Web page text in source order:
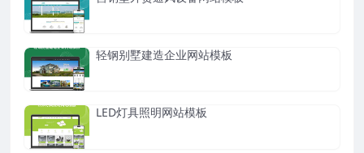
轻钢别墅建造企业网站模板
LED灯具照明网站模板